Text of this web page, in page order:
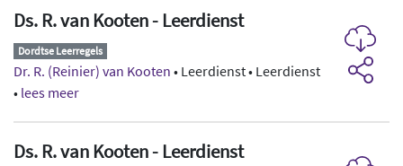
Ds. R. van Kooten - Leerdienst
Dordtse Leerregels
Dr. R. (Reinier) van Kooten • Leerdienst • Leerdienst
• lees meer
Ds. R. van Kooten - Leerdienst